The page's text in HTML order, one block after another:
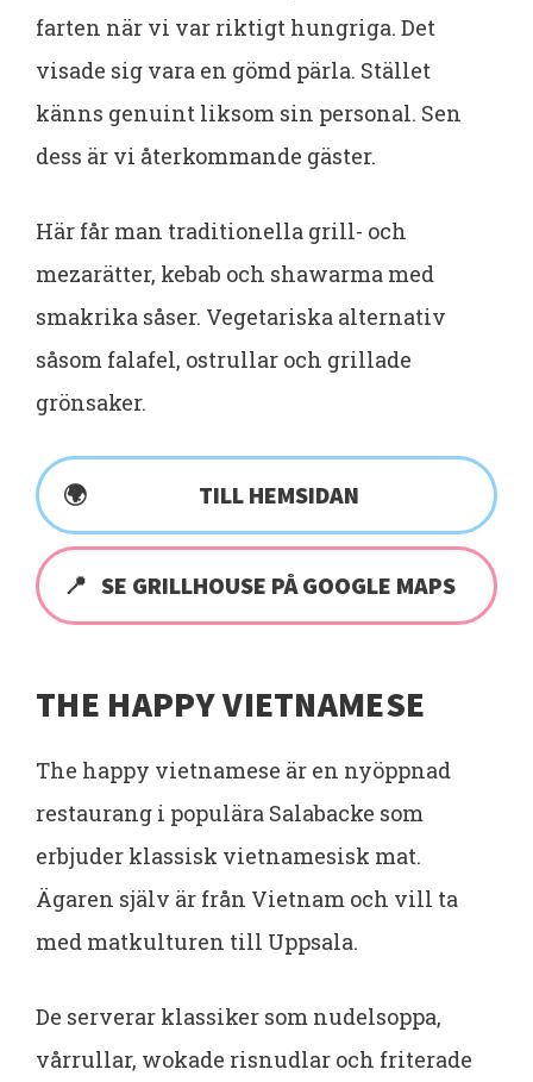
farten när vi var riktigt hungriga. Det
visade sig vara en gömd pärla. Stället
känns genuint liksom sin personal. Sen
dess är vi återkommande gäster.
Här får man traditionella grill- och
mezarätter, kebab och shawarma med
smakrika såser. Vegetariska alternativ
såsom falafel, ostrullar och grillade
grönsaker.
TILL HEMSIDAN
SE GRILLHOUSE PÅ GOOGLE MAPS
THE HAPPY VIETNAMESE
The happy vietnamese är en nyöppnad
restaurang i populära Salabacke som
erbjuder klassisk vietnamesisk mat.
Ägaren själv är från Vietnam och vill ta
med matkulturen till Uppsala.
De serverar klassiker som nudelsoppa,
vårrullar, wokade risnudlar och friterade